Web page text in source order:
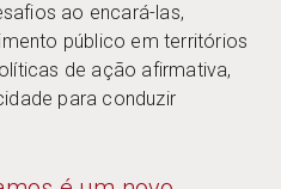
ao encará-las,
público em territórios
de ação afirmativa,
para conduzir